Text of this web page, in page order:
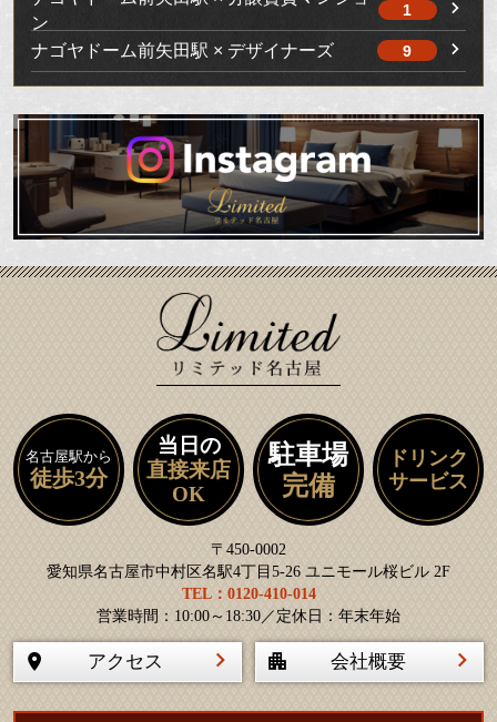
ン
1
ナゴヤドーム前矢田駅 × デザイナーズ 9
名古屋駅から
徒歩3分
当日の
直接来店
OK
駐車場
完備
ドリンク
サービス
〒450-0002
愛知県名古屋市中村区名駅4丁目5-26 ユニモール桜ビル 2F
TEL：0120-410-014
営業時間：10:00～18:30／定休日：年末年始
アクセス 会社概要